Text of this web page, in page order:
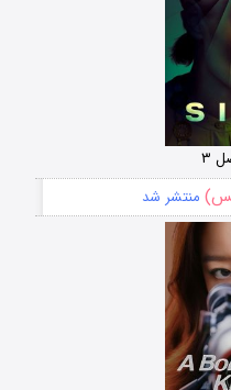
۳
منتشر شد